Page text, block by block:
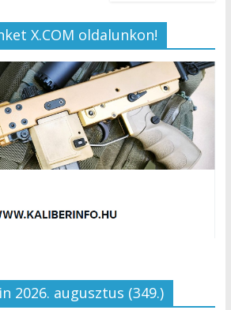
X.COM oldalunkon!
2026. augusztus (349.)